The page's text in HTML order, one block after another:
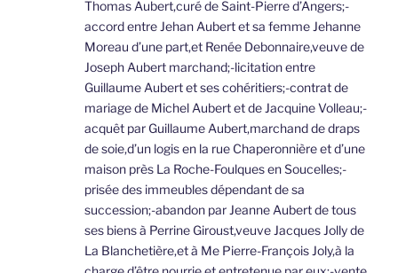
Thomas Aubert,curé de Saint-Pierre d’Angers;-
accord entre Jehan Aubert et sa femme Jehanne
Moreau d’une part,et Renée Debonnaire,veuve de
Joseph Aubert marchand;-licitation entre
Guillaume Aubert et ses cohéritiers;-contrat de
mariage de Michel Aubert et de Jacquine Volleau;-
acquêt par Guillaume Aubert,marchand de draps
de soie,d’un logis en la rue Chaperonnière et d’une
maison près La Roche-Foulques en Soucelles;-
prisée des immeubles dépendant de sa
succession;-abandon par Jeanne Aubert de tous
ses biens à Perrine Giroust,veuve Jacques Jolly de
La Blanchetière,et à Me Pierre-François Joly,à la